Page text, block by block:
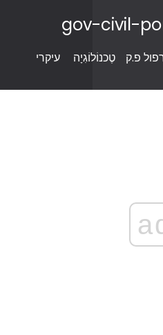
gov-civil-
עיקרי טֶכנוֹלוֹגִיָה